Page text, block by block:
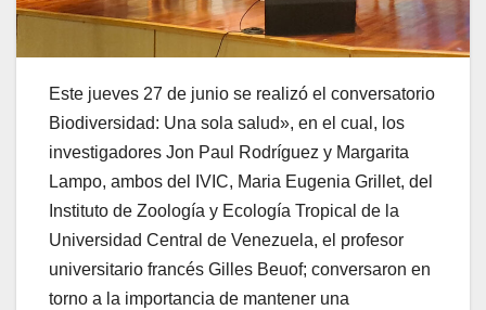
Este jueves 27 de junio se realizó el conversatorio
Biodiversidad: Una sola salud», en el cual, los
investigadores Jon Paul Rodríguez y Margarita
Lampo, ambos del IVIC, Maria Eugenia Grillet, del
Instituto de Zoología y Ecología Tropical de la
Universidad Central de Venezuela, el profesor
universitario francés Gilles Beuof; conversaron en
torno a la importancia de mantener una